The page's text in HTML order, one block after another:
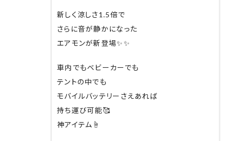
新しく涼しさ1.5倍で
さらに音が静かになった
エアモンが新登場✨✨
車内でもベビーカーでも
テントの中でも
モバイルバッテリーさえあれば
持ち運び可能🥰
神アイテム☝️